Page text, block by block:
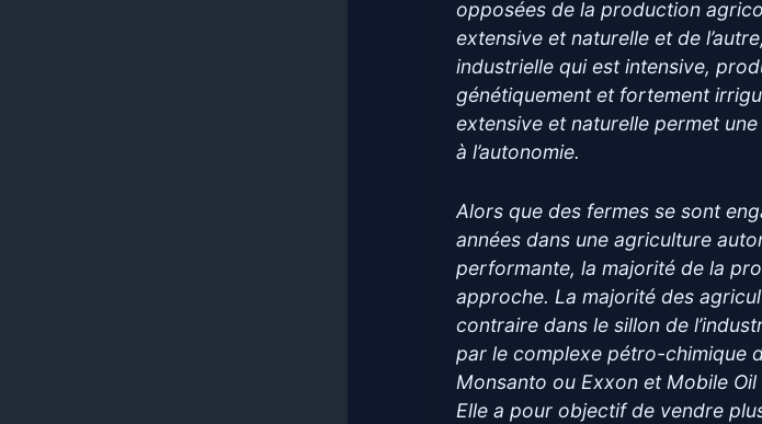
opposées de la production
extensive et naturelle et de
industrielle qui est intensive,
génétiquement et fortement
extensive et naturelle permet
à l’autonomie.
Alors que des fermes se sont
années dans une agriculture
performante, la majorité de la
approche. La majorité des
contraire dans le sillon de
par le complexe pétro-chimique
Monsanto ou Exxon et Mobile Oil
Elle a pour objectif de vendre